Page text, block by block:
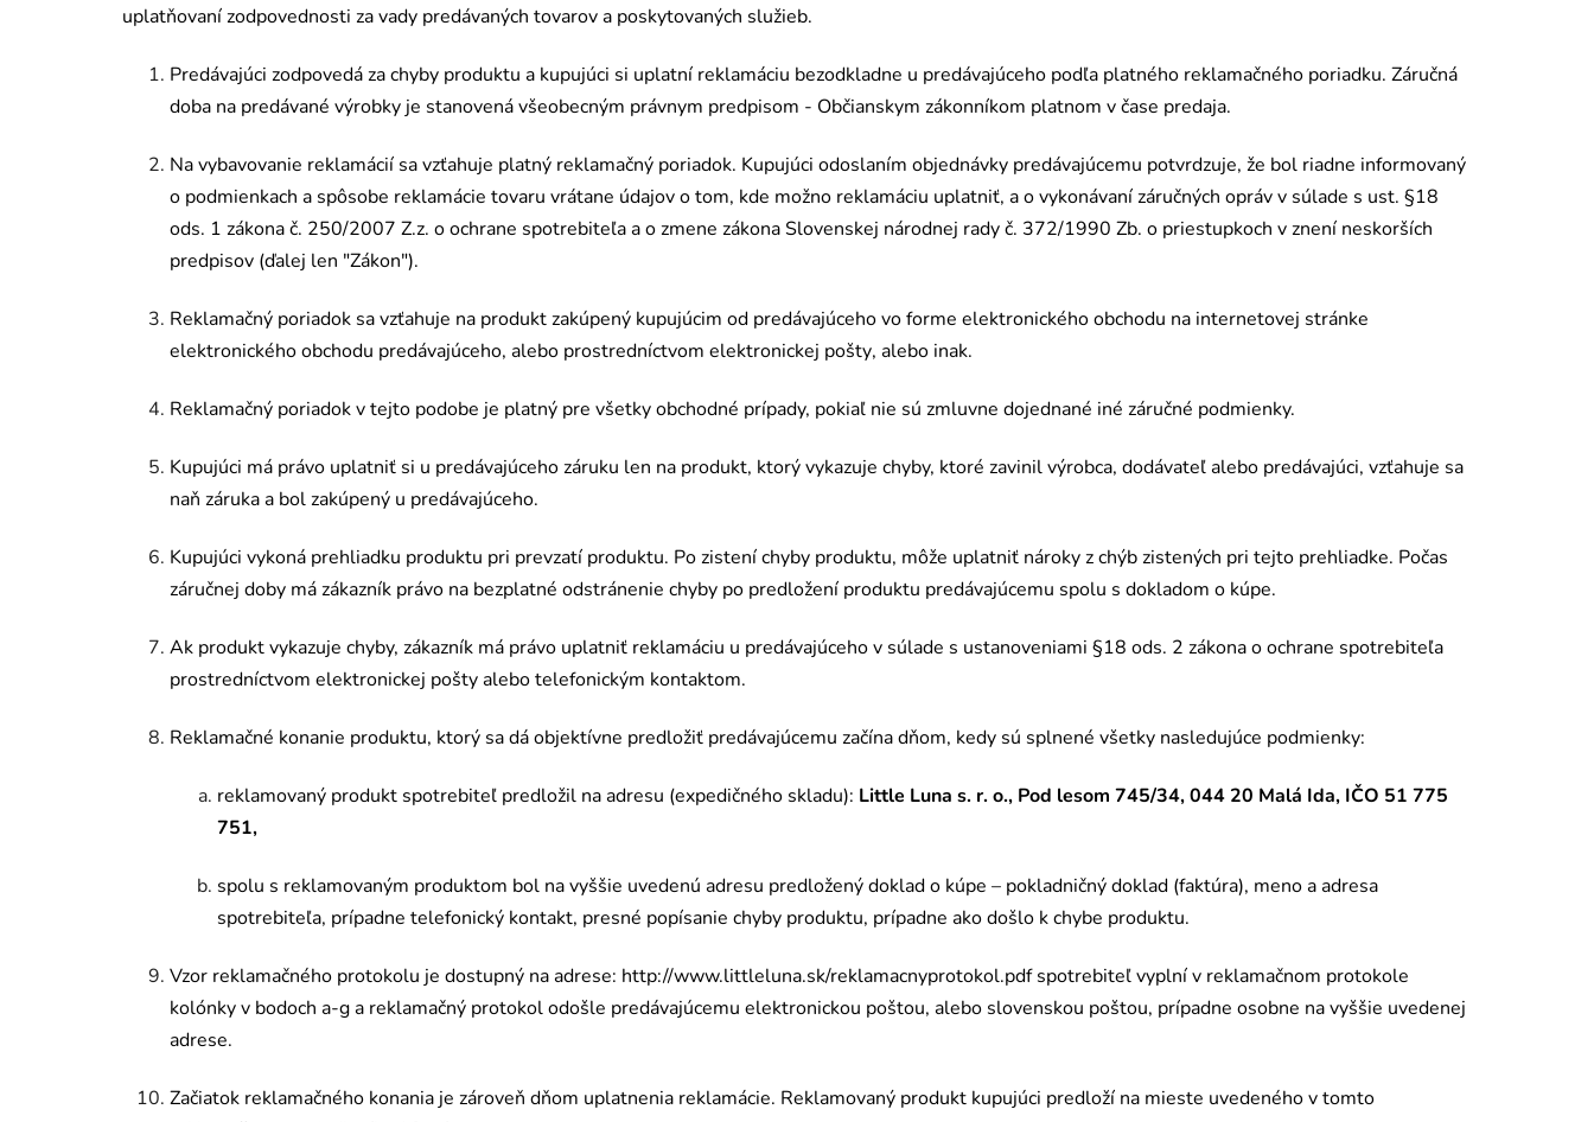
uplatňovaní zodpovednosti za vady predávaných tovarov a poskytovaných služieb.
Predávajúci zodpovedá za chyby produktu a kupujúci si uplatní reklamáciu bezodkladne u predávajúceho podľa platného reklamačného poriadku. Záručná
doba na predávané výrobky je stanovená všeobecným právnym predpisom - Občianskym zákonníkom platnom v čase predaja.
Na vybavovanie reklamácií sa vzťahuje platný reklamačný poriadok. Kupujúci odoslaním objednávky predávajúcemu potvrdzuje, že bol riadne informovaný
o podmienkach a spôsobe reklamácie tovaru vrátane údajov o tom, kde možno reklamáciu uplatniť, a o vykonávaní záručných opráv v súlade s ust. §18
ods. 1 zákona č. 250/2007 Z.z. o ochrane spotrebiteľa a o zmene zákona Slovenskej národnej rady č. 372/1990 Zb. o priestupkoch v znení neskorších
predpisov (ďalej len "Zákon").
Reklamačný poriadok sa vzťahuje na produkt zakúpený kupujúcim od predávajúceho vo forme elektronického obchodu na internetovej stránke
elektronického obchodu predávajúceho, alebo prostredníctvom elektronickej pošty, alebo inak.
Reklamačný poriadok v tejto podobe je platný pre všetky obchodné prípady, pokiaľ nie sú zmluvne dojednané iné záručné podmienky.
Kupujúci má právo uplatniť si u predávajúceho záruku len na produkt, ktorý vykazuje chyby, ktoré zavinil výrobca, dodávateľ alebo predávajúci, vzťahuje sa
naň záruka a bol zakúpený u predávajúceho.
Kupujúci vykoná prehliadku produktu pri prevzatí produktu. Po zistení chyby produktu, môže uplatniť nároky z chýb zistených pri tejto prehliadke. Počas
záručnej doby má zákazník právo na bezplatné odstránenie chyby po predložení produktu predávajúcemu spolu s dokladom o kúpe.
Ak produkt vykazuje chyby, zákazník má právo uplatniť reklamáciu u predávajúceho v súlade s ustanoveniami §18 ods. 2 zákona o ochrane spotrebiteľa
prostredníctvom elektronickej pošty alebo telefonickým kontaktom.
Reklamačné konanie produktu, ktorý sa dá objektívne predložiť predávajúcemu začína dňom, kedy sú splnené všetky nasledujúce podmienky:
reklamovaný produkt spotrebiteľ predložil na adresu (expedičného skladu): Little Luna s. r. o., Pod lesom 745/34, 044 20 Malá Ida, IČO 51 775
751,
spolu s reklamovaným produktom bol na vyššie uvedenú adresu predložený doklad o kúpe – pokladničný doklad (faktúra), meno a adresa
spotrebiteľa, prípadne telefonický kontakt, presné popísanie chyby produktu, prípadne ako došlo k chybe produktu.
Vzor reklamačného protokolu je dostupný na adrese: http://www.littleluna.sk/reklamacnyprotokol.pdf spotrebiteľ vyplní v reklamačnom protokole
kolónky v bodoch a-g a reklamačný protokol odošle predávajúcemu elektronickou poštou, alebo slovenskou poštou, prípadne osobne na vyššie uvedenej
adrese.
Začiatok reklamačného konania je zároveň dňom uplatnenia reklamácie. Reklamovaný produkt kupujúci predloží na mieste uvedeného v tomto